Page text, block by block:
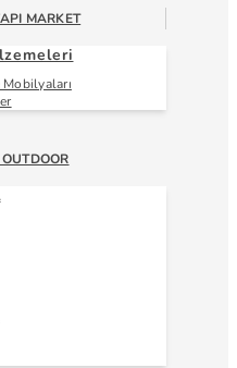
MARKET
Mobilyaları